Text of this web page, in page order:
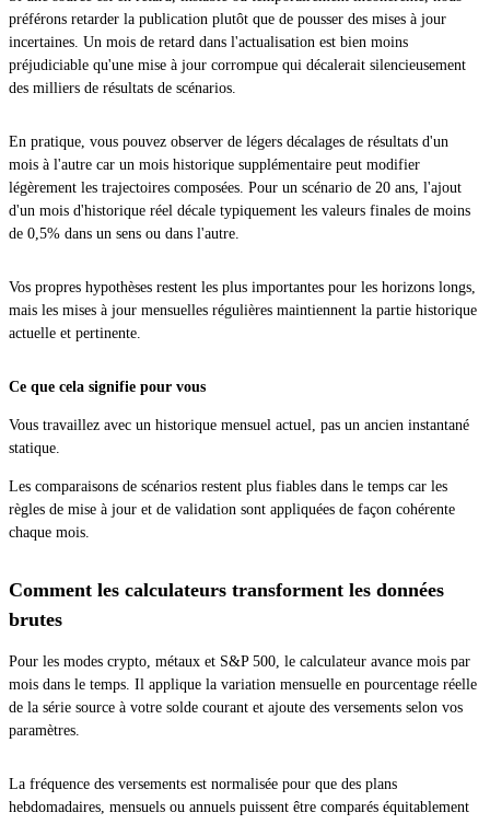
préférons retarder la publication plutôt que de pousser des mises à jour
incertaines. Un mois de retard dans l'actualisation est bien moins
préjudiciable qu'une mise à jour corrompue qui décalerait silencieusement
des milliers de résultats de scénarios.
En pratique, vous pouvez observer de légers décalages de résultats d'un
mois à l'autre car un mois historique supplémentaire peut modifier
légèrement les trajectoires composées. Pour un scénario de 20 ans, l'ajout
d'un mois d'historique réel décale typiquement les valeurs finales de moins
de 0,5% dans un sens ou dans l'autre.
Vos propres hypothèses restent les plus importantes pour les horizons longs,
mais les mises à jour mensuelles régulières maintiennent la partie historique
actuelle et pertinente.
Ce que cela signifie pour vous
Vous travaillez avec un historique mensuel actuel, pas un ancien instantané
statique.
Les comparaisons de scénarios restent plus fiables dans le temps car les
règles de mise à jour et de validation sont appliquées de façon cohérente
chaque mois.
Comment les calculateurs transforment les données
brutes
Pour les modes crypto, métaux et S&P 500, le calculateur avance mois par
mois dans le temps. Il applique la variation mensuelle en pourcentage réelle
de la série source à votre solde courant et ajoute des versements selon vos
paramètres.
La fréquence des versements est normalisée pour que des plans
hebdomadaires, mensuels ou annuels puissent être comparés équitablement